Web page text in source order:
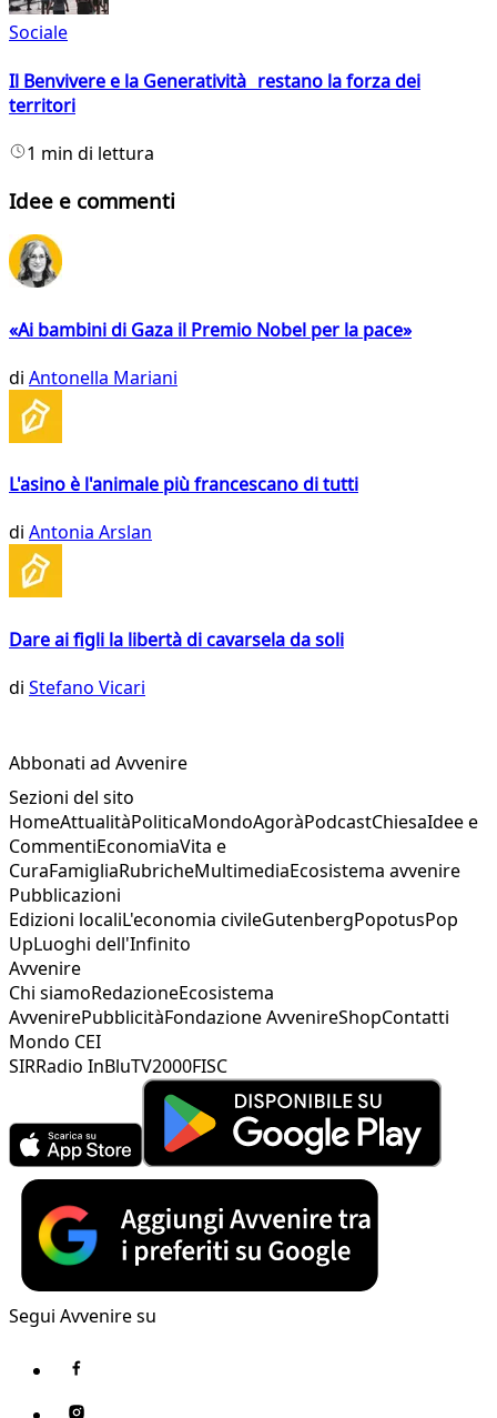
Sociale
Il Benvivere e la Generatività restano la forza dei
territori
1 min di lettura
Idee e commenti
«Ai bambini di Gaza il Premio Nobel per la pace»
di Antonella Mariani
L'asino è l'animale più francescano di tutti
di Antonia Arslan
Dare ai figli la libertà di cavarsela da soli
di Stefano Vicari
Abbonati ad Avvenire
Sezioni del sito
HomeAttualitàPoliticaMondoAgoràPodcastChiesaIdee e
CommentiEconomiaVita e
CuraFamigliaRubricheMultimediaEcosistema avvenire
Pubblicazioni
Edizioni localiL'economia civileGutenbergPopotusPop
UpLuoghi dell'Infinito
Avvenire
Chi siamoRedazioneEcosistema
AvvenirePubblicitàFondazione AvvenireShopContatti
Mondo CEI
SIRRadio InBluTV2000FISC
Segui Avvenire su